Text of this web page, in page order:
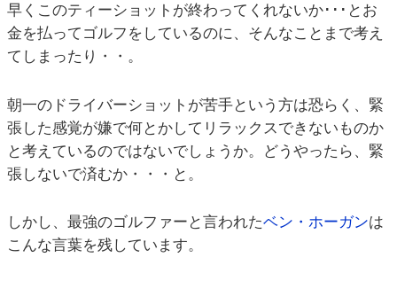
早くこのティーショットが終わってくれないか･･･とお
金を払ってゴルフをしているのに、そんなことまで考え
てしまったり・・。
朝一のドライバーショットが苦手という方は恐らく、緊
張した感覚が嫌で何とかしてリラックスできないものか
と考えているのではないでしょうか。どうやったら、緊
張しないで済むか・・・と。
しかし、最強のゴルファーと言われたベン・ホーガンは
こんな言葉を残しています。